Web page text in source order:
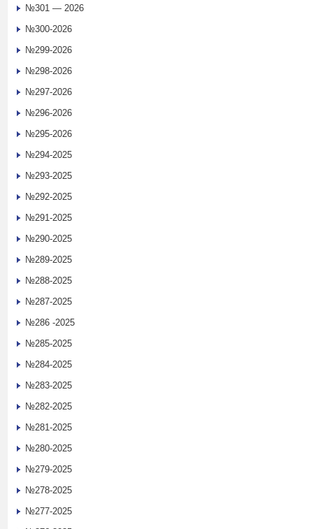
№301 — 2026
№300-2026
№299-2026
№298-2026
№297-2026
№296-2026
№295-2026
№294-2025
№293-2025
№292-2025
№291-2025
№290-2025
№289-2025
№288-2025
№287-2025
№286 -2025
№285-2025
№284-2025
№283-2025
№282-2025
№281-2025
№280-2025
№279-2025
№278-2025
№277-2025